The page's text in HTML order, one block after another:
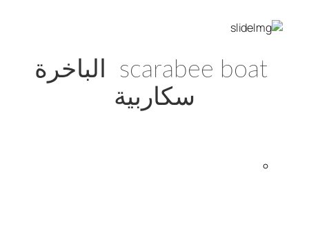
scarabee boat الباخرة
سكاربية